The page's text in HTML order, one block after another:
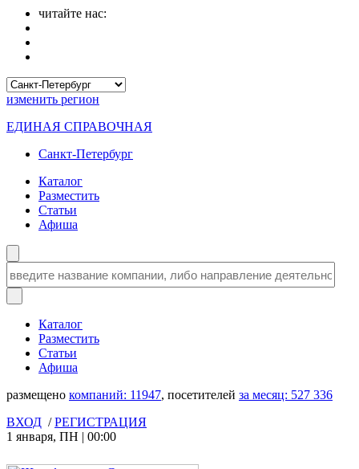
читайте нас:
изменить регион
ЕДИНАЯ СПРАВОЧНАЯ
Санкт-Петербург
Каталог
Разместить
Статьи
Афиша
Каталог
Разместить
Статьи
Афиша
размещено компаний: 11947, посетителей за месяц: 527 336
ВХОД /РЕГИСТРАЦИЯ
1 января, ПН | 00:00